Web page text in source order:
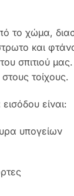
το χώμα,
και
σπιτιού
τοίχους.
είναι:
υπογείων